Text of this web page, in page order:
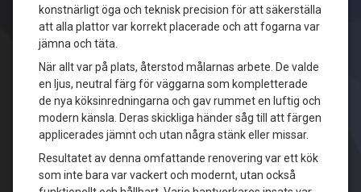
konstnärligt öga och teknisk precision för att säkerställa
att alla plattor var korrekt placerade och att fogarna var
jämna och täta.
När allt var på plats, återstod målarnas arbete. De valde
en ljus, neutral färg för väggarna som kompletterade
de nya köksinredningarna och gav rummet en luftig och
modern känsla. Deras skickliga händer såg till att färgen
applicerades jämnt och utan några stänk eller missar.
Resultatet av denna omfattande renovering var ett kök
som inte bara var vackert och modernt, utan också